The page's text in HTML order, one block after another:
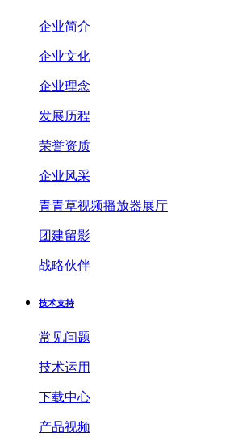
企业简介
企业文化
企业理念
发展历程
荣誉资质
企业风采
青青草视频播放器展厅
团建留影
战略伙伴
技术支持
常见问题
技术运用
下载中心
产品视频